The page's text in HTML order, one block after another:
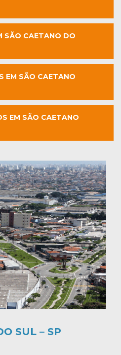
SÃO CAETANO DO
EM SÃO CAETANO
EM SÃO CAETANO
SUL – SP